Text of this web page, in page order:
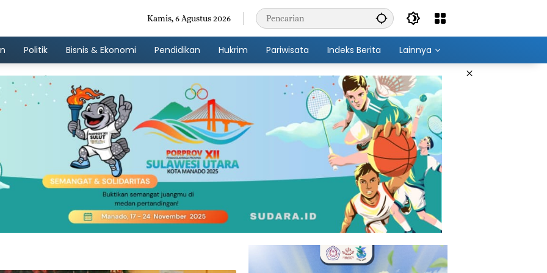
Kamis, 6 Agustus 2026
Politik Bisnis & Ekonomi Pendidikan Hukrim Pariwisata Indeks Berita Lainnya
×